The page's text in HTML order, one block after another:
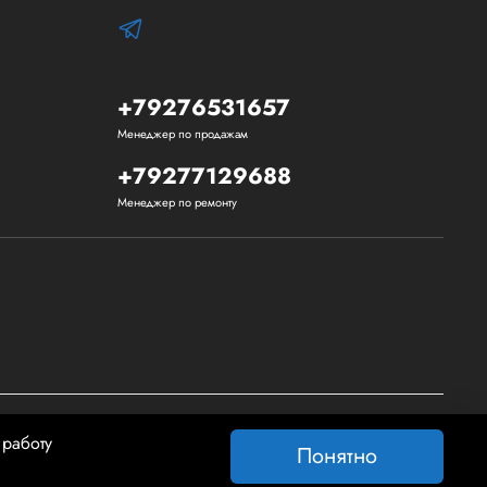
+79276531657
Менеджер по продажам
+79277129688
Менеджер по ремонту
Понятно